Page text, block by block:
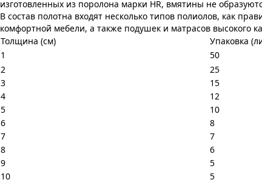
изготовленных из поролона марки HR, вмятины не
В состав полотна входят несколько типов полиолов, как
комфортной мебели, а также подушек и матрасов высокого
Толщина (см)
Упаковка
1
50
2
25
3
15
4
12
5
10
6
8
7
7
8
6
9
5
10
5